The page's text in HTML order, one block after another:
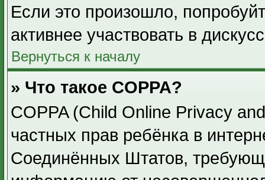
Если это произошло,
активнее участвовать в
Вернуться к началу
» Что такое COPPA?
COPPA (Child Online Privacy
частных прав ребёнка в
Соединённых Штатов,